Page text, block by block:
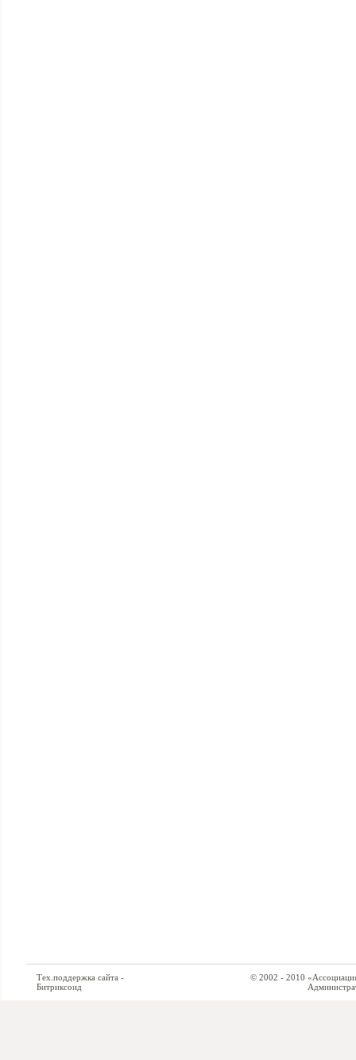
Тех.поддержка сайта -
Битриксоид
© 2002 - 2010 «Ассоциация